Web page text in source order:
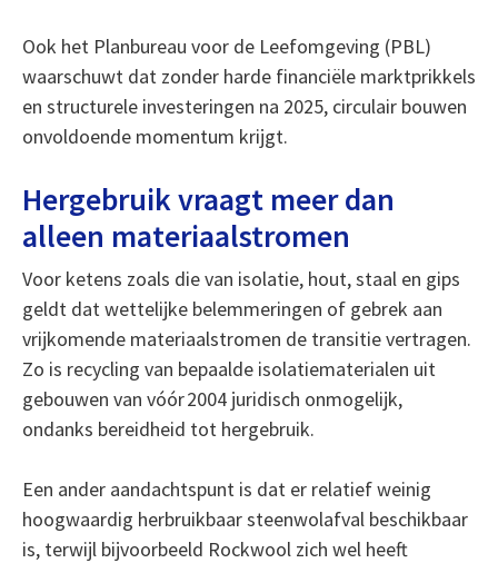
Ook het Planbureau voor de Leefomgeving (PBL)
waarschuwt dat zonder harde financiële marktprikkels
en structurele investeringen na 2025, circulair bouwen
onvoldoende momentum krijgt.
Hergebruik vraagt meer dan
alleen materiaalstromen
Voor ketens zoals die van isolatie, hout, staal en gips
geldt dat wettelijke belemmeringen of gebrek aan
vrijkomende materiaalstromen de transitie vertragen.
Zo is recycling van bepaalde isolatiematerialen uit
gebouwen van vóór 2004 juridisch onmogelijk,
ondanks bereidheid tot hergebruik.
Een ander aandachtspunt is dat er relatief weinig
hoogwaardig herbruikbaar steenwolafval beschikbaar
is, terwijl bijvoorbeeld Rockwool zich wel heeft